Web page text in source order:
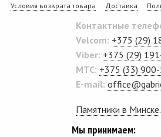
Условия возврата товара Доставка
Контактные
Velcom: +375 (29)
Viber: +375 (29)
MTC: +375 (33)
E-mail:
Памятники в Минске.
Мы принимаем: